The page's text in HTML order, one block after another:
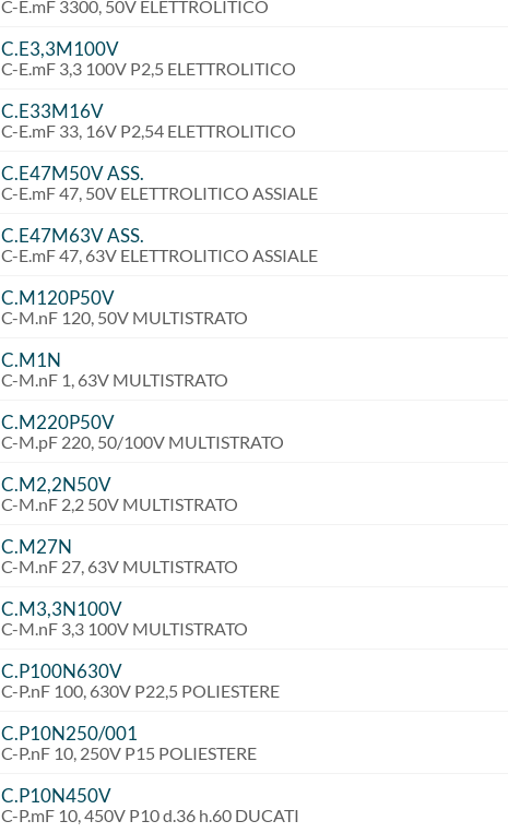
C-E.mF 3300, 50V ELETTROLITICO
C.E3,3M100V
C-E.mF 3,3 100V P2,5 ELETTROLITICO
C.E33M16V
C-E.mF 33, 16V P2,54 ELETTROLITICO
C.E47M50V ASS.
C-E.mF 47, 50V ELETTROLITICO ASSIALE
C.E47M63V ASS.
C-E.mF 47, 63V ELETTROLITICO ASSIALE
C.M120P50V
C-M.nF 120, 50V MULTISTRATO
C.M1N
C-M.nF 1, 63V MULTISTRATO
C.M220P50V
C-M.pF 220, 50/100V MULTISTRATO
C.M2,2N50V
C-M.nF 2,2 50V MULTISTRATO
C.M27N
C-M.nF 27, 63V MULTISTRATO
C.M3,3N100V
C-M.nF 3,3 100V MULTISTRATO
C.P100N630V
C-P.nF 100, 630V P22,5 POLIESTERE
C.P10N250/001
C-P.nF 10, 250V P15 POLIESTERE
C.P10N450V
C-P.mF 10, 450V P10 d.36 h.60 DUCATI